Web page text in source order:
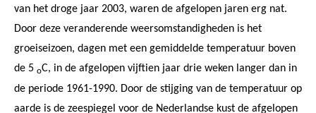
van het droge jaar 2003, waren de afgelopen jaren erg nat.
Door deze veranderende weersomstandigheden is het
groeiseizoen, dagen met een gemiddelde temperatuur boven
de 5 oC, in de afgelopen vijftien jaar drie weken langer dan in
de periode 1961-1990. Door de stijging van de temperatuur op
aarde is de zeespiegel voor de Nederlandse kust de afgelopen